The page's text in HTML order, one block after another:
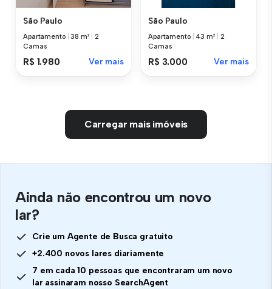
São Paulo
Apartamento |38 m²
2
Camas
R$ 1.980 Ver mais
São Paulo
Apartamento 43 m²
2
Camas
R$ 3.000 Ver mais
Carregar mais imóveis
Ainda não encontrou um novo
lar?
Crie um Agente de Busca gratuito
+2.400 novos lares diariamente
7 em cada 10 pessoas que encontraram um novo
lar assinaram nosso SearchAgent